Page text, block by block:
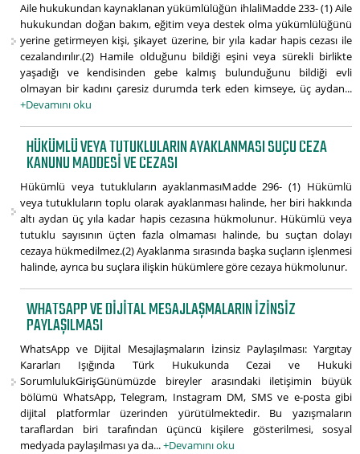
Aile hukukundan kaynaklanan yükümlülüğün ihlaliMadde 233- (1) Aile
hukukundan doğan bakım, eğitim veya destek olma yükümlülüğünü
yerine getirmeyen kişi, şikayet üzerine, bir yıla kadar hapis cezası ile
cezalandırılır.(2) Hamile olduğunu bildiği eşini veya sürekli birlikte
yaşadığı ve kendisinden gebe kalmış bulunduğunu bildiği evli
olmayan bir kadını çaresiz durumda terk eden kimseye, üç aydan...
+Devamını oku
HÜKÜMLÜ VEYA TUTUKLULARIN AYAKLANMASI SUÇU CEZA
KANUNU MADDESI VE CEZASI
Hükümlü veya tutukluların ayaklanmasıMadde 296- (1) Hükümlü
veya tutukluların toplu olarak ayaklanması halinde, her biri hakkında
altı aydan üç yıla kadar hapis cezasına hükmolunur. Hükümlü veya
tutuklu sayısının üçten fazla olmaması halinde, bu suçtan dolayı
cezaya hükmedilmez.(2) Ayaklanma sırasında başka suçların işlenmesi
halinde, ayrıca bu suçlara ilişkin hükümlere göre cezaya hükmolunur.
WHATSAPP VE DIJITAL MESAJLAŞMALARIN İZINSIZ
PAYLAŞILMASI
WhatsApp ve Dijital Mesajlaşmaların İzinsiz Paylaşılması: Yargıtay
Kararları Işığında Türk Hukukunda Cezai ve Hukuki
SorumlulukGirişGünümüzde bireyler arasındaki iletişimin büyük
bölümü WhatsApp, Telegram, Instagram DM, SMS ve e-posta gibi
dijital platformlar üzerinden yürütülmektedir. Bu yazışmaların
taraflardan biri tarafından üçüncü kişilere gösterilmesi, sosyal
medyada paylaşılması ya da...+Devamını oku